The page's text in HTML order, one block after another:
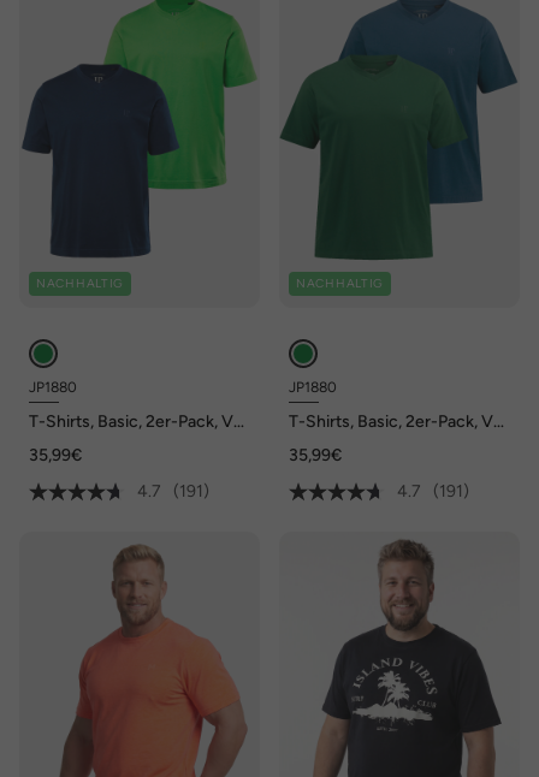
NACHHALTIG
JP1880
T-Shirts, Basic, 2er-Pack, V-
35,99€
4.7
(191)
NACHHALTIG
JP1880
T-Shirts, Basic, 2er-Pack, V-
35,99€
4.7
(191)